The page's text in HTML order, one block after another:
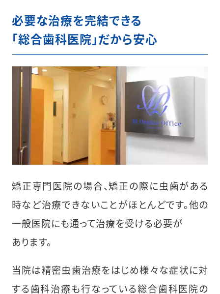
必要な治療を完結できる
「総合歯科医院」だから安心
矯正専門医院の場合、矯正の際に虫歯がある
時など治療できないことがほとんどです。他の
一般医院にも通って治療を受ける必要が
あります。
当院は精密虫歯治療をはじめ様々な症状に対
する歯科治療も行なっている総合歯科医院の